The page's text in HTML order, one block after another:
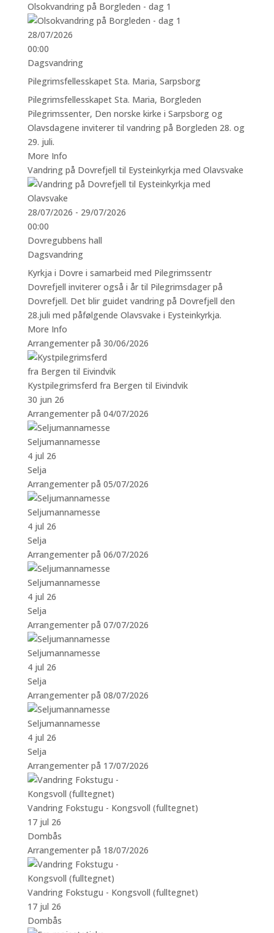
Olsokvandring på Borgleden - dag 1
28/07/2026
00:00
Dagsvandring
Pilegrimsfellesskapet Sta. Maria, Sarpsborg
Pilegrimsfellesskapet Sta. Maria, Borgleden
Pilegrimssenter, Den norske kirke i Sarpsborg og
Olavsdagene inviterer til vandring på Borgleden 28. og
29. juli.
More Info
Vandring på Dovrefjell til Eysteinkyrkja med Olavsvake
28/07/2026 - 29/07/2026
00:00
Dovregubbens hall
Dagsvandring
Kyrkja i Dovre i samarbeid med Pilegrimssentr
Dovrefjell inviterer også i år til Pilegrimsdager på
Dovrefjell. Det blir guidet vandring på Dovrefjell den
28.juli med påfølgende Olavsvake i Eysteinkyrkja.
More Info
Arrangementer på 30/06/2026
Kystpilegrimsferd fra Bergen til Eivindvik
30 jun 26
Arrangementer på 04/07/2026
Seljumannamesse
4 jul 26
Selja
Arrangementer på 05/07/2026
Seljumannamesse
4 jul 26
Selja
Arrangementer på 06/07/2026
Seljumannamesse
4 jul 26
Selja
Arrangementer på 07/07/2026
Seljumannamesse
4 jul 26
Selja
Arrangementer på 08/07/2026
Seljumannamesse
4 jul 26
Selja
Arrangementer på 17/07/2026
Vandring Fokstugu - Kongsvoll (fulltegnet)
17 jul 26
Dombås
Arrangementer på 18/07/2026
Vandring Fokstugu - Kongsvoll (fulltegnet)
17 jul 26
Dombås